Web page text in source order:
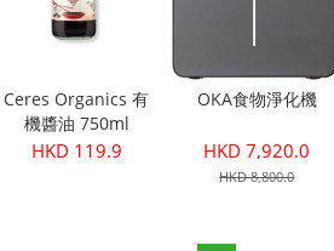
Ceres Organics 有
機醬油 750ml
HKD 119.9
OKA食物淨化機
HKD 7,920.0
HKD 8,800.0